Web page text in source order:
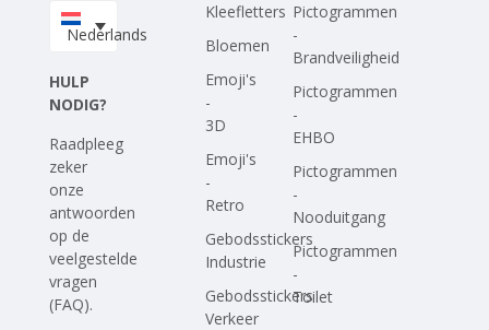
Upload je eigen ontwerp
Nederlands
HULP
NODIG?
Raadpleeg
zeker
onze
antwoorden
op de
veelgestelde
vragen
(FAQ).
Kleefletters
Bloemen
Emoji's
-
3D
Emoji's
-
Retro
Gebodsstickers
Industrie
Gebodsstickers
Verkeer
Pictogrammen
-
Brandveiligheid
Pictogrammen
-
EHBO
Pictogrammen
-
Nooduitgang
Pictogrammen
-
Toilet